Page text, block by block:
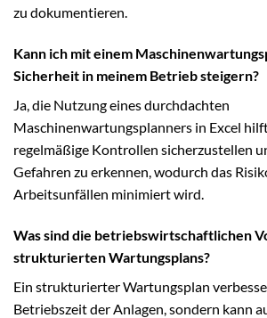
zu dokumentieren.
Kann ich mit einem
Sicherheit in meinem Betrieb steigern?
Ja, die Nutzung eines durchdachten
Maschinenwartungsplanners in Excel
regelmäßige Kontrollen sicherzustellen
Gefahren zu erkennen, wodurch das
Arbeitsunfällen minimiert wird.
Was sind die betriebswirtschaftlichen
strukturierten Wartungsplans?
Ein strukturierter Wartungsplan
Betriebszeit der Anlagen, sondern kann